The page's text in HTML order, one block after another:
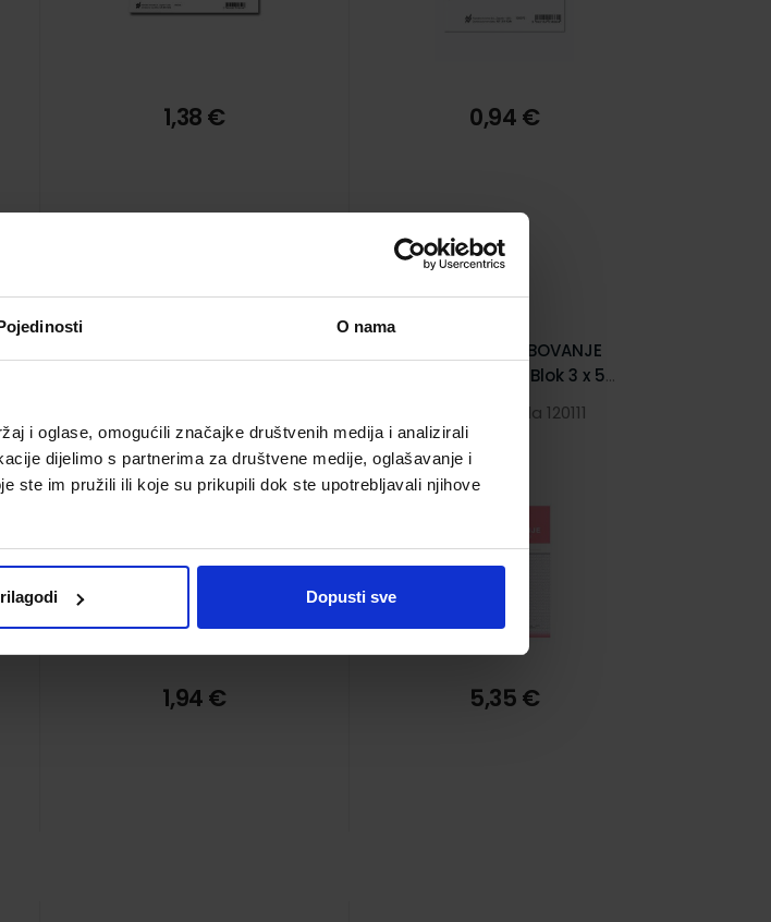
O nama
i oglase, omogućili značajke društvenih medija i analizirali
dijelimo s partnerima za društvene medije, oglašavanje i
ste im pružili ili koje su prikupili dok ste upotrebljavali njihove
Dopusti sve
1,38 € 0,94 €
1,94 €
XII-19/NCR TREBOVANJE
(ZAHTJEVNICA); Blok 3 x 50
Šifra proizvoda 120111
5,35 €